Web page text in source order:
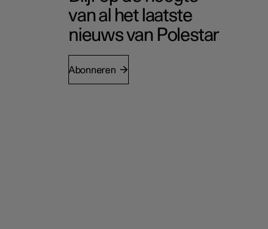
van al het laatste
nieuws van Polestar
Abonneren